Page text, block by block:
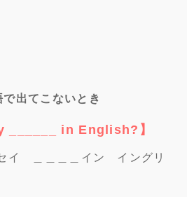
出てこないとき
______ in Englis h?】
＿＿＿＿イン イングリ